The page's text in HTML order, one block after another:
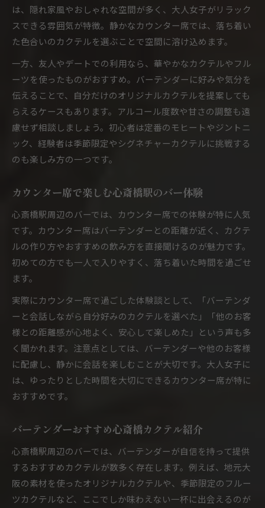
は、隠れ家風やおしゃれな空間が多く、大人女子がリラック
スできる雰囲気が特徴。静かなカウンター席では、落ち着い
た色合いのカクテルを選ぶことで空間に溶け込めます。
一方、友人やデートでの利用なら、華やかなカクテルやフル
ーツを使ったものがおすすめ。バーテンダーに好みや気分を
伝えることで、自分だけのオリジナルカクテルを提案しても
らえるケースもあります。アルコール度数や甘さの調整も遠
慮せず相談しましょう。初心者は定番のモヒートやジントニ
ック、経験者は季節限定やシグネチャーカクテルに挑戦する
のも楽しみ方の一つです。
カウンター席で楽しむ心斎橋駅のバー体験
心斎橋駅周辺のバーでは、カウンター席での体験が特に人気
です。カウンター席はバーテンダーとの距離が近く、カクテ
ルの作り方やおすすめの飲み方を直接聞けるのが魅力です。
初めての方でも一人で入りやすく、落ち着いた時間を過ごせ
ます。
実際にカウンター席で過ごした体験談として、「バーテンダ
ーと会話しながら自分好みのカクテルを選べた」「他のお客
様との距離感が心地よく、安心して楽しめた」という声も多
く聞かれます。注意点としては、バーテンダーや他のお客様
に配慮し、静かに会話を楽しむことが大切です。大人女子に
は、ゆったりとした時間を大切にできるカウンター席が特に
おすすめです。
バーテンダーおすすめ心斎橋カクテル紹介
心斎橋駅周辺のバーでは、バーテンダーが自信を持って提供
するおすすめカクテルが数多く存在します。例えば、地元大
阪の素材を使ったオリジナルカクテルや、季節限定のフルー
ツカクテルなど、ここでしか味わえない一杯に出会えるのが